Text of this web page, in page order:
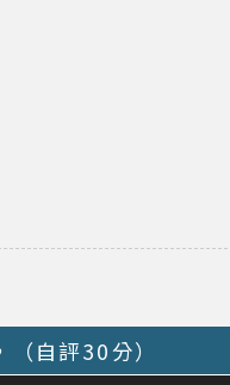
自評30分）